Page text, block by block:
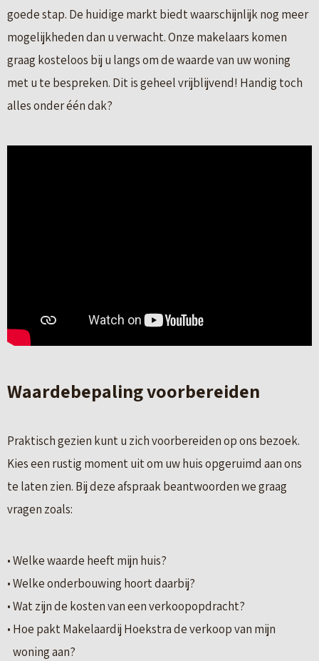
goede stap. De huidige markt biedt waarschijnlijk nog meer
mogelijkheden dan u verwacht. Onze makelaars komen
graag kosteloos bij u langs om de waarde van uw woning
met u te bespreken. Dit is geheel vrijblijvend! Handig toch
alles onder één dak?
Waardebepaling voorbereiden
Praktisch gezien kunt u zich voorbereiden op ons bezoek.
Kies een rustig moment uit om uw huis opgeruimd aan ons
te laten zien. Bij deze afspraak beantwoorden we graag
vragen zoals:
Welke waarde heeft mijn huis?
Welke onderbouwing hoort daarbij?
Wat zijn de kosten van een verkoopopdracht?
Hoe pakt Makelaardij Hoekstra de verkoop van mijn
woning aan?